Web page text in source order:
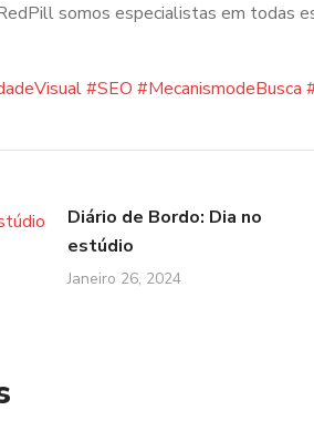
somos especialistas em todas
#SEO #MecanismodeBusca
Diário de Bordo: Dia no
estúdio
Janeiro 26, 2024